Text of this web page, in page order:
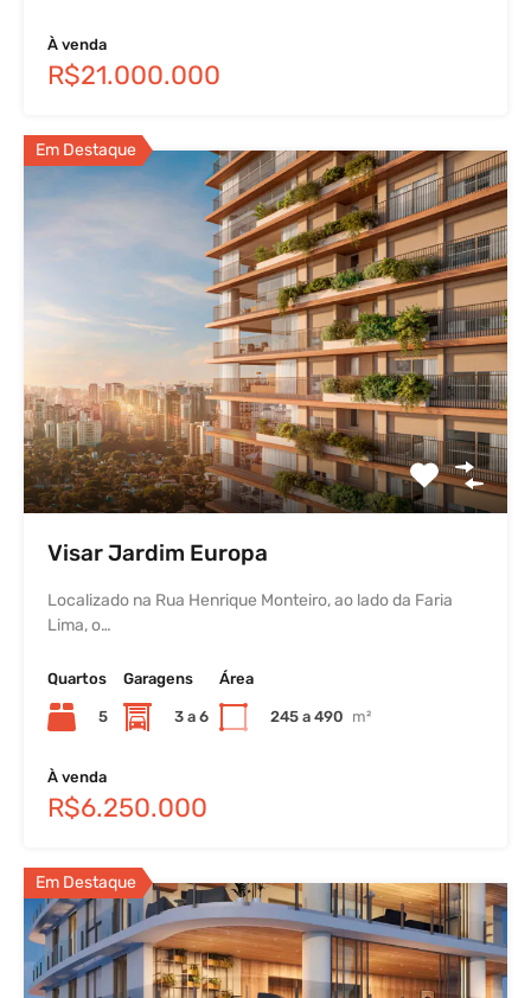
À venda
R$21.000.000
Em Destaque
Visar Jardim Europa
Localizado na Rua Henrique Monteiro, ao lado da Faria
Lima, o…
Quartos
5
Garagens
3 a 6
Área
245 a 490 m²
À venda
R$6.250.000
Em Destaque